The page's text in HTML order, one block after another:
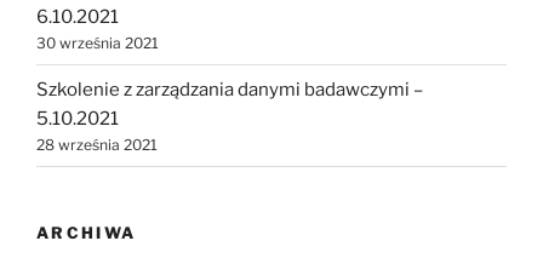
6.10.2021
30 września 2021
Szkolenie z zarządzania danymi badawczymi –
5.10.2021
28 września 2021
ARCHIWA